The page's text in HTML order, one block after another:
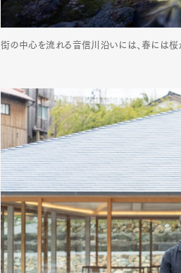
街の中心を流れる音信川沿いには、春には桜